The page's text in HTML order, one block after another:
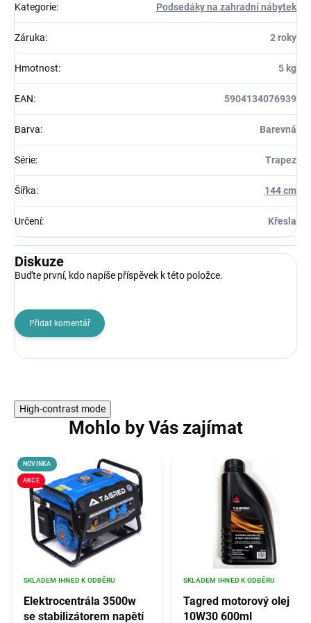
Kategorie: Podsedáky na zahradní nábytek
Záruka: 2 roky
Hmotnost: 5 kg
EAN: 5904134076939
Barva: Barevná
Série: Trapez
Šířka: 144 cm
Určení: Křesla
Diskuze
Buďte první, kdo napíše příspěvek k této položce.
Přidat komentář
High-contrast mode
Mohlo by Vás zajímat
AKCE
NOVINKA
Elektrocentrála 3500w
se stabilizátorem napětí
SKLADEM IHNED K ODBĚRU
Tagred motorový olej
10W30 600ml
SKLADEM IHNED K ODBĚRU